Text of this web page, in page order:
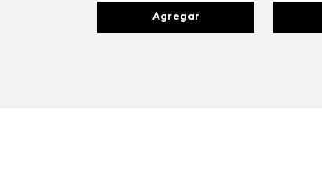
Agregar